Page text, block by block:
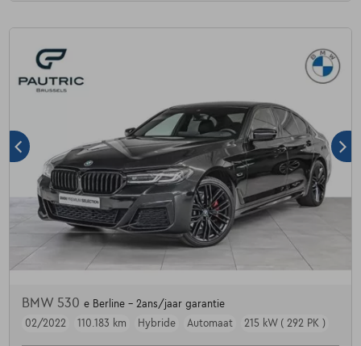
BMW 530 e Berline - 2ans/jaar garantie
02/2022
110.183 km Hybride Automaat 215 kW ( 292 PK )